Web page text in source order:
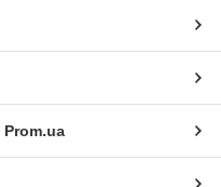
Prom.ua